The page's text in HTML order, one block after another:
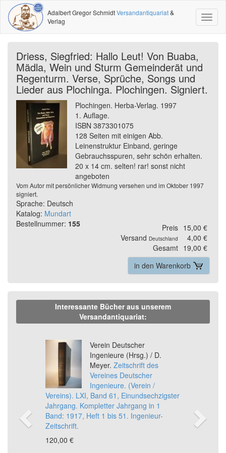
Adalbert Gregor SchmidtVersandantiquariat&
Verlag
Driess, Siegfried: Hallo Leut! Von Buaba,
Mädla, Wein und Sturm Gemeinderät und
Regenturm. Verse, Sprüche, Songs und
Lieder aus Plochinga. Plochingen. Signiert.
Plochingen. Herba-Verlag. 1997
1. Auflage.
ISBN 3873301075
128 Seiten mit einigen Abb.
Leinenstruktur Einband, geringe
Gebrauchsspuren, sehr schön erhalten.
20 x 14 cm. selten! rar! sonst nicht
angeboten
Vom Autor mit persönlicher Widmung versehen und im Oktober 1997
signiert.
Sprache: Deutsch
Katalog: Mundart
Bestellnummer: 155 Preis 15,00 €
Versand Deutschland
4,00 €
Gesamt 19,00 €
in den Warenkorb
Interessante Bücher aus unserem
Versandantiquariat:
Verein Deutscher
Ingenieure (Hrsg.) / D.
Meyer. Zeitschrift des
Vereines Deutscher
Ingenieure. (Verein /
Vereins). LXI, Band 61, Einundsechzigster
Jahrgang. Kompletter Jahrgang in 1
Band: 1917, Heft 1 bis 51. Ingenieur-
Zeitschrift.
120,00 €
Previous